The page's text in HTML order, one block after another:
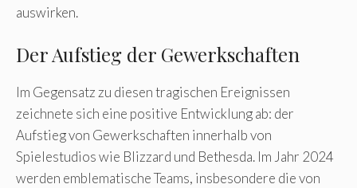
auswirken.
Der Aufstieg der Gewerkschaften
Im Gegensatz zu diesen tragischen Ereignissen
zeichnete sich eine positive Entwicklung ab: der
Aufstieg von Gewerkschaften innerhalb von
Spielestudios wie Blizzard und Bethesda. Im Jahr 2024
werden emblematische Teams, insbesondere die von